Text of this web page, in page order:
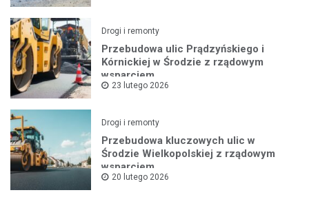
Drogi i remonty
Przebudowa ulic Prądzyńskiego i
Kórnickiej w Środzie z rządowym
wsparciem
23 lutego 2026
Drogi i remonty
Przebudowa kluczowych ulic w
Środzie Wielkopolskiej z rządowym
wsparciem
20 lutego 2026